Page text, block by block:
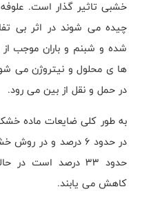
خشبی تاثیر گذار است.
چیده می شوند در اثر بی
شده و شبنم و باران موجب
ها ی محلول و نیتروژن می
در حمل و نقل از بین می رود.
به طور کلی ضایعات ماده
در حدود 6 درصد و در
حدود 33 درصد است
کاهش می یابند.